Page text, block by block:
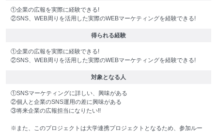
①企業の広報を実際に経験できる!
②SNS、WEB周りを活用した実際のWEBマーケティングを経験できる!
得られる経験
①企業の広報を実際に経験できる!
②SNS、WEB周りを活用した実際のWEBマーケティングを経験できる!
対象となる人
①SNSマーケティングに詳しい、興味がある
②個人と企業のSNS運用の差に興味がある
③将来企業の広報担当になりたい!!
※また、このプロジェクトは大学連携プロジェクトとなるため、参加ルー